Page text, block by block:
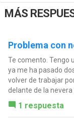
MÁS
Problema con
Te comento. Tengo
ya me ha pasado
volver de trabajar
delante de la nevera
1 respuesta